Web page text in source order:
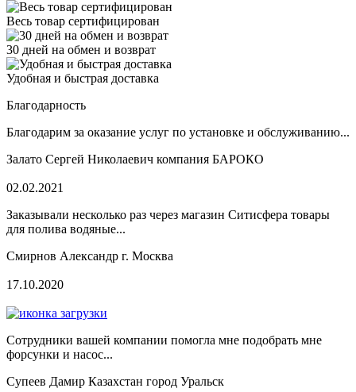
Весь товар сертифицирован
30 дней на обмен и возврат
Удобная и быстрая доставка
Благодарность
Благодарим за оказание услуг по установке и обслуживанию...
Залато Сергей Николаевич компания БАРОКО
02.02.2021
Заказывали несколько раз через магазин Ситисфера товары
для полива водяные...
Смирнов Александр г. Москва
17.10.2020
Сотрудники вашей компании помогла мне подобрать мне
форсунки и насос...
Супеев Дамир Казахстан город Уральск